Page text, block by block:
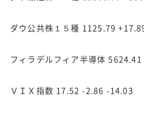
ダウ公共株１５種 1125.79
フィラデルフィア半導体
ＶＩＸ指数 17.52 -2.86 -14.03